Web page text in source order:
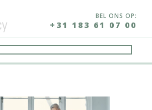
BEL ONS OP:
+31 183 61 07 00